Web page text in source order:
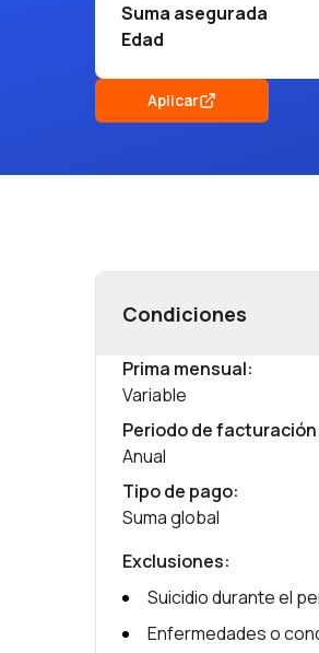
Suma asegurada
Edad
Aplicar
Condiciones
Prima mensual:
Variable
Periodo de facturación
Anual
Tipo de pago:
Suma global
Exclusiones:
Suicidio durante el
Enfermedades o